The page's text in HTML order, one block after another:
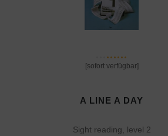
[sofort verfügbar]
A LINE A DAY
Sight reading, level 2